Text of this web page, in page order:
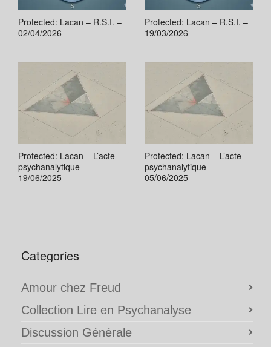
Protected: Lacan – R.S.I. –
02/04/2026
Protected: Lacan – R.S.I. –
19/03/2026
Protected: Lacan – L’acte
psychanalytique –
19/06/2025
Protected: Lacan – L’acte
psychanalytique –
05/06/2025
Categories
Amour chez Freud
Collection Lire en Psychanalyse
Discussion Générale